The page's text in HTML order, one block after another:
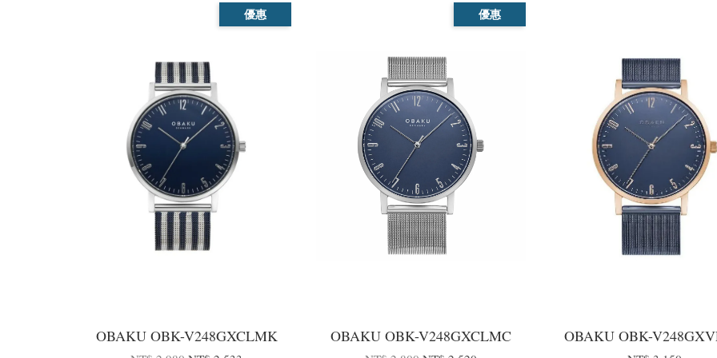
優惠
OBAKU OBK-V248GXCLMK
優惠
OBAKU OBK-V248GXCLMC OBAKU OBK-